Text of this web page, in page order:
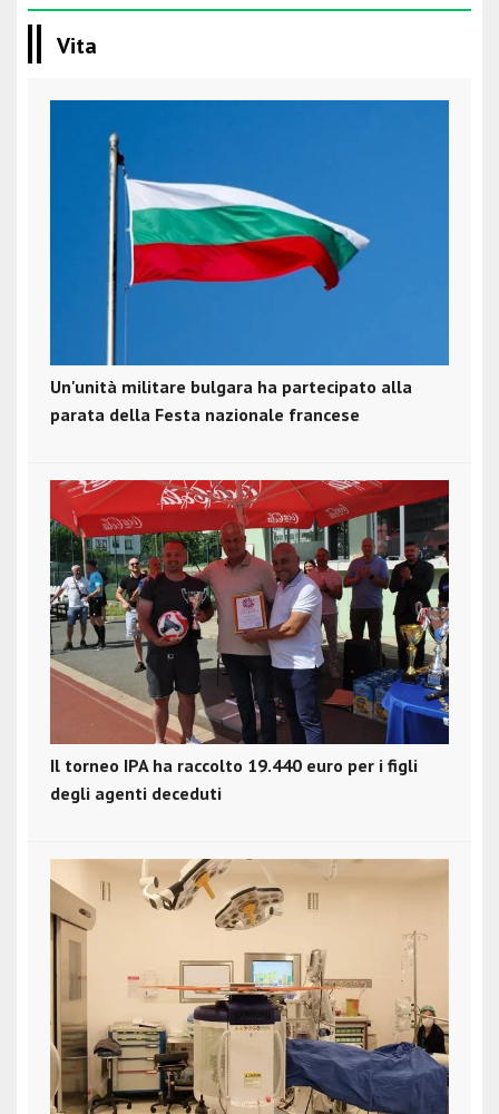
Vita
Un'unità militare bulgara ha partecipato alla
parata della Festa nazionale francese
Il torneo IPA ha raccolto 19.440 euro per i figli
degli agenti deceduti